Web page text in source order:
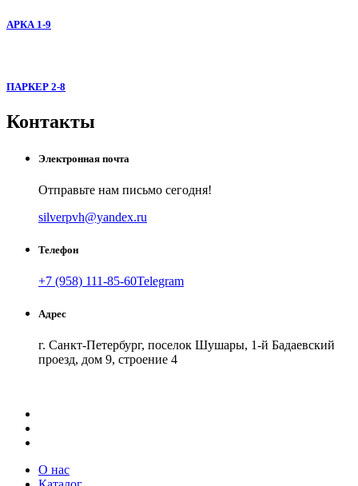
АРКА 1-9
ПАРКЕР 2-8
Контакты
Электронная почта
Отправьте нам письмо сегодня!
silverpvh@yandex.ru
Телефон
+7 (958) 111-85-60Telegram
Адрес
г. Санкт-Петербург, поселок Шушары, 1-й Бадаевский
проезд, дом 9, строение 4
Как добраться API Карт
О нас